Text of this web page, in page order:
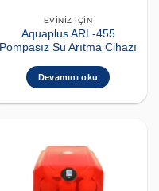
EVINIZ İÇIN
Aquaplus ARL-455
Pompasız Su Arıtma Cihazı
Devamını oku